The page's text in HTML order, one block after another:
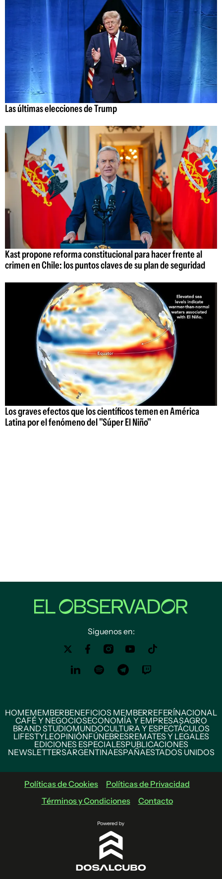
Las últimas elecciones de Trump
Kast propone reforma constitucional para hacer frente al
crimen en Chile: los puntos claves de su plan de seguridad
Los graves efectos que los científicos temen en América
Latina por el fenómeno del "Súper El Niño"
Siguenos en:
HOMEMEMBERBENEFICIOS MEMBERREFERÍNACIONAL
CAFÉ Y NEGOCIOSECONOMÍA Y EMPRESASAGRO
BRAND STUDIOMUNDOCULTURA Y ESPECTÁCULOS
LIFESTYLEOPINIÓNFÚNEBRESREMATES Y LEGALES
EDICIONES ESPECIALESPUBLICACIONES
NEWSLETTERSARGENTINAESPAÑAESTADOS UNIDOS
Políticas de Cookies
Políticas de Privacidad
Términos y Condiciones
Contacto